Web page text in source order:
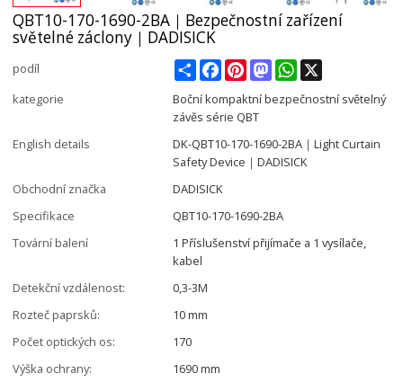
QBT10-170-1690-2BA｜Bezpečnostní zařízení
světelné záclony｜DADISICK
podíl ShareFacebookPinterestMastodonWhatsApp
kategorie
Boční kompaktní bezpečnostní světelný
závěs série QBT
English details
DK-QBT10-170-1690-2BA｜Light Curtain
Safety Device｜DADISICK
Obchodní značka
DADISICK
Specifikace
QBT10-170-1690-2BA
Tovární balení
1 Příslušenství přijímače a 1 vysílače,
kabel
Detekční vzdálenost:
0,3-3M
Rozteč paprsků:
10 mm
Počet optických os:
170
Výška ochrany:
1690 mm